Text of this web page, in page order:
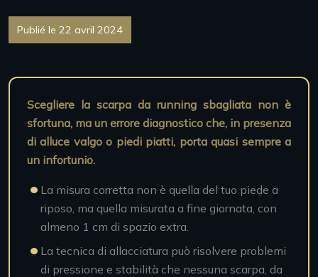
Publié le 22 avril 2024
Scegliere la scarpa da running sbagliata non è
sfortuna, ma un errore diagnostico che, in presenza
di alluce valgo o piedi piatti, porta quasi sempre a
un infortunio.
La misura corretta non è quella del tuo piede a
riposo, ma quella misurata a fine giornata, con
almeno 1 cm di spazio extra.
La tecnica di allacciatura può risolvere problemi
di pressione e stabilità che nessuna scarpa, da